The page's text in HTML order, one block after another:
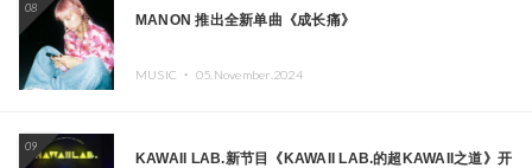
08
MANON 推出全新单曲《成长痛》
MUSIC ・ 05.November.2024
09
KAWAII LAB.新节目《KAWAII LAB.的超KAWAII之道》开